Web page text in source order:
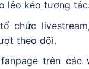
léo kéo tương tác.
chức
theo dõi.
trên các